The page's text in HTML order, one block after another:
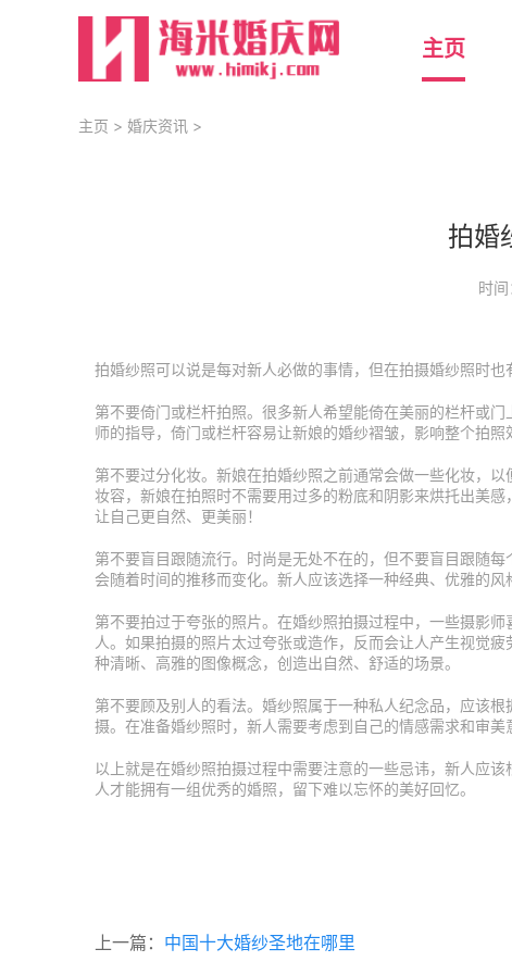
主页
主页 > 婚庆资讯 >
拍婚
时
拍婚纱照可以说是每对新人必做的事情，但在拍摄婚纱照时也
第不要倚门或栏杆拍照。很多新人希望能倚在美丽的栏杆或
师的指导，倚门或栏杆容易让新娘的婚纱褶皱，影响整个拍
第不要过分化妆。新娘在拍婚纱照之前通常会做一些化妆，
妆容，新娘在拍照时不需要用过多的粉底和阴影来烘托出美
让自己更自然、更美丽！
第不要盲目跟随流行。时尚是无处不在的，但不要盲目跟随
会随着时间的推移而变化。新人应该选择一种经典、优雅的风
第不要拍过于夸张的照片。在婚纱照拍摄过程中，一些摄影
人。如果拍摄的照片太过夸张或造作，反而会让人产生视觉
种清晰、高雅的图像概念，创造出自然、舒适的场景。
第不要顾及别人的看法。婚纱照属于一种私人纪念品，应该
摄。在准备婚纱照时，新人需要考虑到自己的情感需求和审
以上就是在婚纱照拍摄过程中需要注意的一些忌讳，新人应
人才能拥有一组优秀的婚照，留下难以忘怀的美好回忆。
上一篇： 中国十大婚纱圣地在哪里